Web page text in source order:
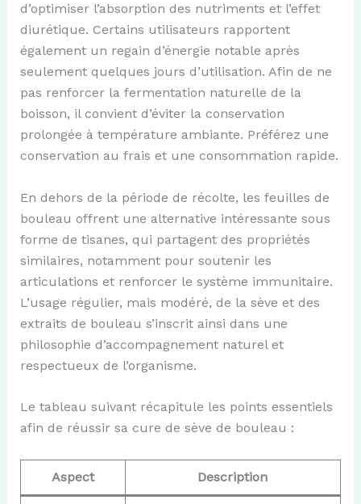
d’optimiser l’absorption des nutriments et l’effet
diurétique. Certains utilisateurs rapportent
également un regain d’énergie notable après
seulement quelques jours d’utilisation. Afin de ne
pas renforcer la fermentation naturelle de la
boisson, il convient d’éviter la conservation
prolongée à température ambiante. Préférez une
conservation au frais et une consommation rapide.
En dehors de la période de récolte, les feuilles de
bouleau offrent une alternative intéressante sous
forme de tisanes, qui partagent des propriétés
similaires, notamment pour soutenir les
articulations et renforcer le système immunitaire.
L’usage régulier, mais modéré, de la sève et des
extraits de bouleau s’inscrit ainsi dans une
philosophie d’accompagnement naturel et
respectueux de l’organisme.
Le tableau suivant récapitule les points essentiels
afin de réussir sa cure de sève de bouleau :
Aspect Description